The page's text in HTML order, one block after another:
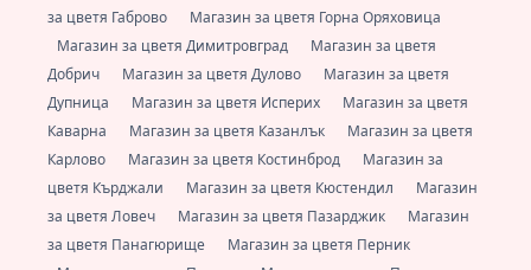
за цветя Габрово
Магазин за цветя Горна Оряховица
Магазин за цветя Димитровград
Магазин за цветя
Добрич
Магазин за цветя Дулово
Магазин за цветя
Дупница
Магазин за цветя Исперих
Магазин за цветя
Каварна
Магазин за цветя Казанлък
Магазин за цветя
Карлово
Магазин за цветя Костинброд
Магазин за
цветя Кърджали
Магазин за цветя Кюстендил
Магазин
за цветя Ловеч
Магазин за цветя Пазарджик
Магазин
за цветя Панагюрище
Магазин за цветя Перник